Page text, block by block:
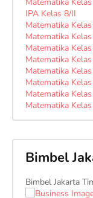
IPA Kelas 8/II
Matematika
Matematika
Matematika
Matematika
Matematika
Matematika
Matematika
Matematika
Bimbel
Bimbel Jakarta